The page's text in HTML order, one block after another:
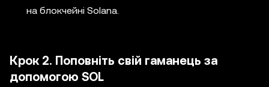
на блокчейні Solana.
Крок 2. Поповніть свій гаманець за
допомогою SOL